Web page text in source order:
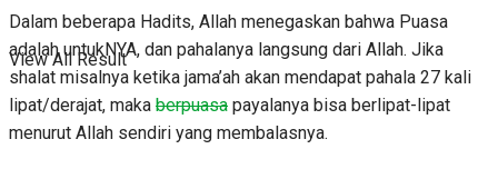
View All Result
Dalam beberapa Hadits, Allah menegaskan bahwa Puasa
adalah untukNYA, dan pahalanya langsung dari Allah. Jika
shalat misalnya ketika jama’ah akan mendapat pahala 27 kali
lipat/derajat, maka berpuasa payalanya bisa berlipat-lipat
menurut Allah sendiri yang membalasnya.